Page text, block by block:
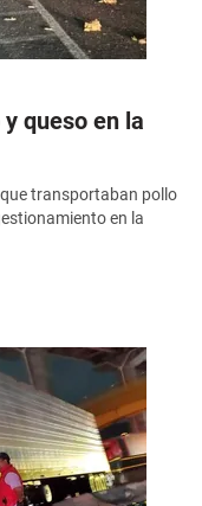
queso en la
transportaban pollo
en la